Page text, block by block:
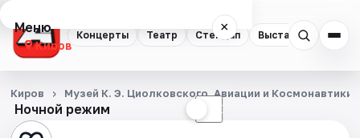
Концерты Театр Стендап Выставки
Меню ×
Киров
Концерты
Театр
Ночной режим ☾
Киров Музей К. Э. Циолковского, Авиации и Космонавтики